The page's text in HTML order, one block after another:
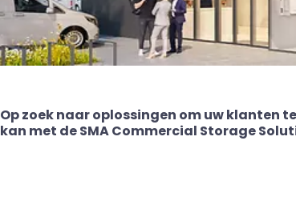
Op zoek naar oplossingen om uw klanten
kan met de SMA Commercial Storage